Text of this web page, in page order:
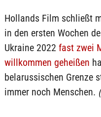
Hollands Film schließt
in den ersten Wochen
Ukraine 2022 fast zwei
willkommen geheißen
belarussischen Grenze
immer noch Menschen.